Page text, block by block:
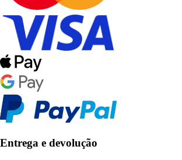
Entrega e devolução